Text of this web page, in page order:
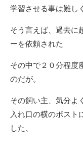
学習させる事は難し
そう言えば、過去に
ーを依頼された
その中で２０分程度
のだが。
その飼い主、気分よ
入れ口の横のポスト
した、